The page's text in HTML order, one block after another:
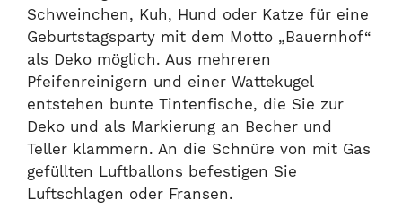
Schweinchen, Kuh, Hund oder Katze für eine
Geburtstagsparty mit dem Motto „Bauernhof“
als Deko möglich. Aus mehreren
Pfeifenreinigern und einer Wattekugel
entstehen bunte Tintenfische, die Sie zur
Deko und als Markierung an Becher und
Teller klammern. An die Schnüre von mit Gas
gefüllten Luftballons befestigen Sie
Luftschlagen oder Fransen.